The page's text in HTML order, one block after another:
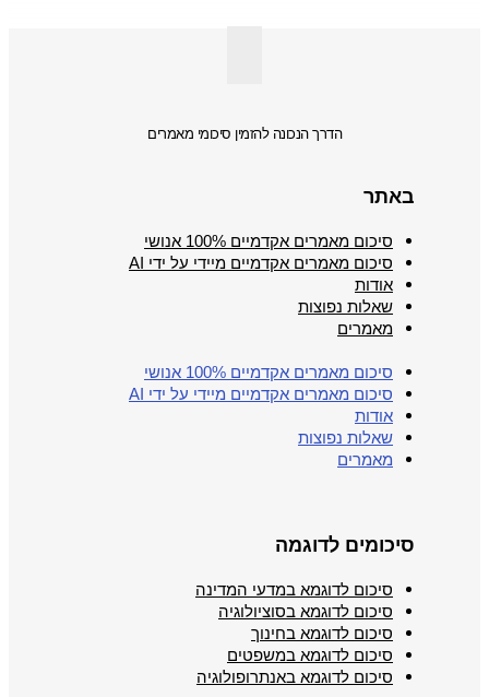
הדרך הנכונה להזמין סיכומי מאמרים
באתר
סיכום מאמרים אקדמיים 100% אנושי
סיכום מאמרים אקדמיים מיידי על ידי AI
אודות
שאלות נפוצות
מאמרים
סיכום מאמרים אקדמיים 100% אנושי
סיכום מאמרים אקדמיים מיידי על ידי AI
אודות
שאלות נפוצות
מאמרים
סיכומים לדוגמה
סיכום לדוגמא במדעי המדינה
סיכום לדוגמא בסוציולוגיה
סיכום לדוגמא בחינוך
סיכום לדוגמא במשפטים
סיכום לדוגמא באנתרופולוגיה